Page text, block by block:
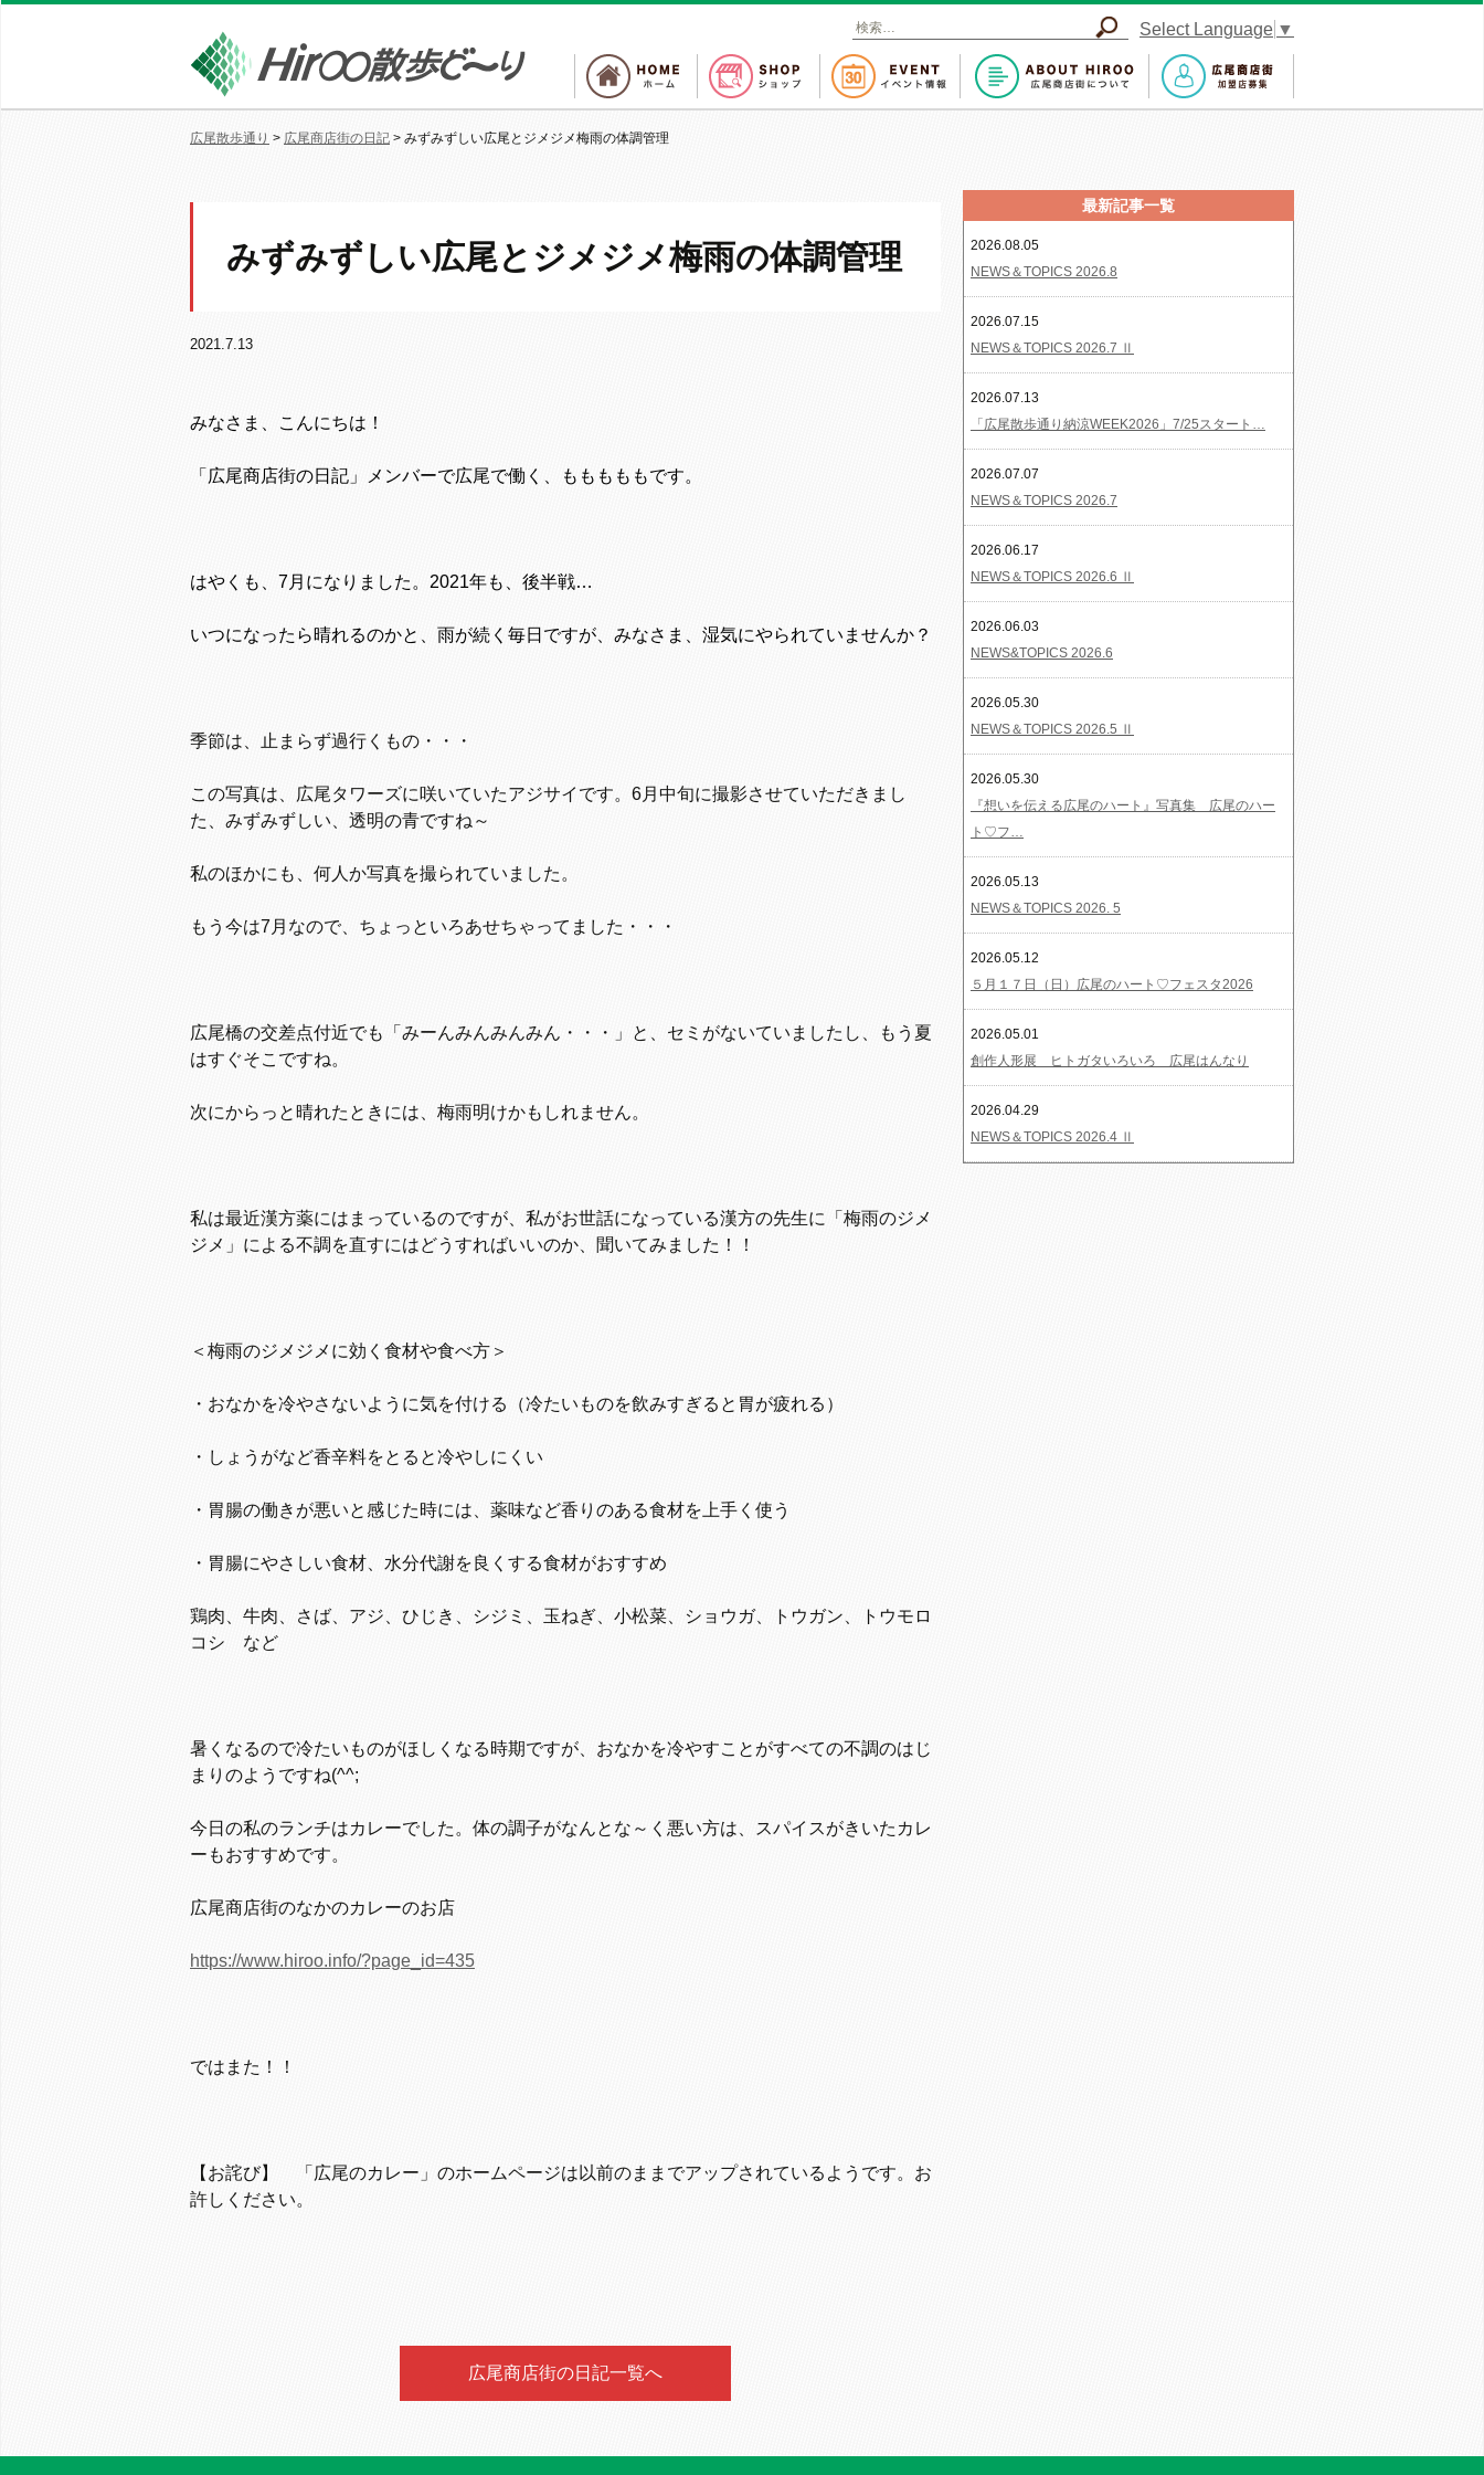
検
:
Select Language ▼
広尾散歩通り > 広尾商店街の日記 > みずみずしい広尾とジメジメ梅雨の体調管理
みずみずしい広尾とジメジメ梅雨の体調管理
2021.7.13
みなさま、こんにちは！
「広尾商店街の日記」メンバーで広尾で働く、もももももです。
はやくも、 7月になりました。 2021年も、後半戦…
いつになったら晴れるのかと、雨が続く毎日ですが、みなさま、湿気にやられていませんか？
季節は、止まらず過行くもの・・・
この写真は、広尾タワーズに咲いていたアジサイです。6月中旬に撮影させていただきまし
た、みずみずしい、透明の青ですね～
私のほかにも、何人か写真を撮られていました。
もう今は7月なので、ちょっといろあせちゃってました・・・
広尾橋の交差点付近でも「みーんみんみんみん・・・」と、セミがないていましたし、もう夏
はすぐそこですね。
次にからっと晴れたときには、梅雨明けかもしれません。
私は最近漢方薬にはまっているのですが、私がお世話になっている漢方の先生に「梅雨のジメ
ジメ」による不調を直すにはどうすればいいのか、聞いてみました！！
＜梅雨のジメジメに効く食材や食べ方＞
・おなかを冷やさないように気を付ける（冷たいものを飲みすぎると胃が疲れる）
・しょうがなど香辛料をとると冷やしにくい
・胃腸の働きが悪いと感じた時には、薬味など香りのある食材を上手く使う
・胃腸にやさしい食材、水分代謝を良くする食材がおすすめ
鶏肉、牛肉、さば、アジ、ひじき、シジミ、玉ねぎ、小松菜、ショウガ、トウガン、トウモロ
コシ など
暑くなるので冷たいものがほしくなる時期ですが、おなかを冷やすことがすべての不調のはじ
まりのようですね(^^;
今日の私のランチはカレーでした。体の調子がなんとな～く悪い方は、スパイスがきいたカレ
ーもおすすめです。
広尾商店街のなかのカレーのお店
https://www.hiroo.info/?page_id=435
ではまた！！
【お詫び】 「広尾のカレー」のホームページは以前のままでアップされているようです。お
許しください。
広尾商店街の日記一覧へ
最新記事一覧
2026.08.05
NEWS＆TOPICS 2026.8
2026.07.15
NEWS＆TOPICS 2026.7 Ⅱ
2026.07.13
「広尾散歩通り納涼WEEK2026」7/25スタート…
2026.07.07
NEWS＆TOPICS 2026.7
2026.06.17
NEWS＆TOPICS 2026.6 Ⅱ
2026.06.03
NEWS&TOPICS 2026.6
2026.05.30
NEWS＆TOPICS 2026.5 Ⅱ
2026.05.30
『想いを伝える広尾のハート』写真集 広尾のハー
ト♡フ…
2026.05.13
NEWS＆TOPICS 2026. 5
2026.05.12
５月１７日（日）広尾のハート♡フェスタ2026
2026.05.01
創作人形展 ヒトガタいろいろ 広尾はんなり
2026.04.29
NEWS＆TOPICS 2026.4 Ⅱ